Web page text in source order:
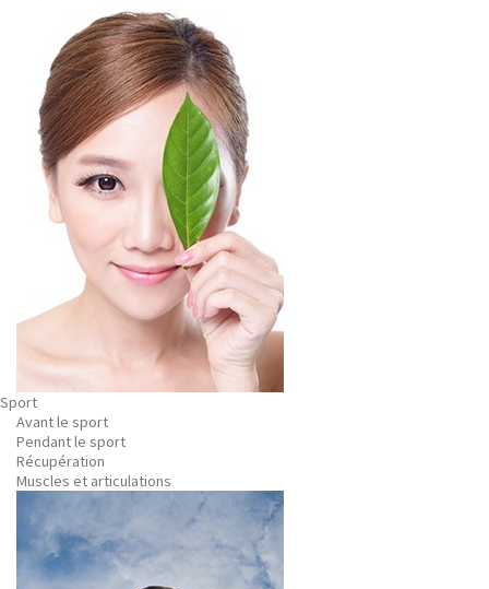
Sport
Avant le sport
Pendant le sport
Récupération
Muscles et articulations